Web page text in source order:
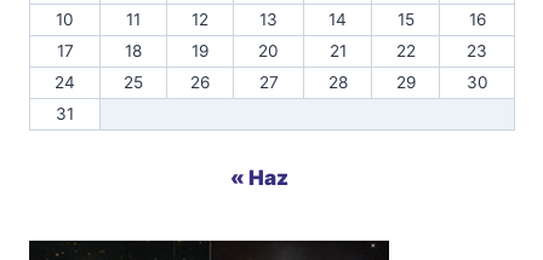
10
11 12 13 14 15
16
17
18 19 20 21 22
23
24
25 26 27 28 29
30
31
« Haz